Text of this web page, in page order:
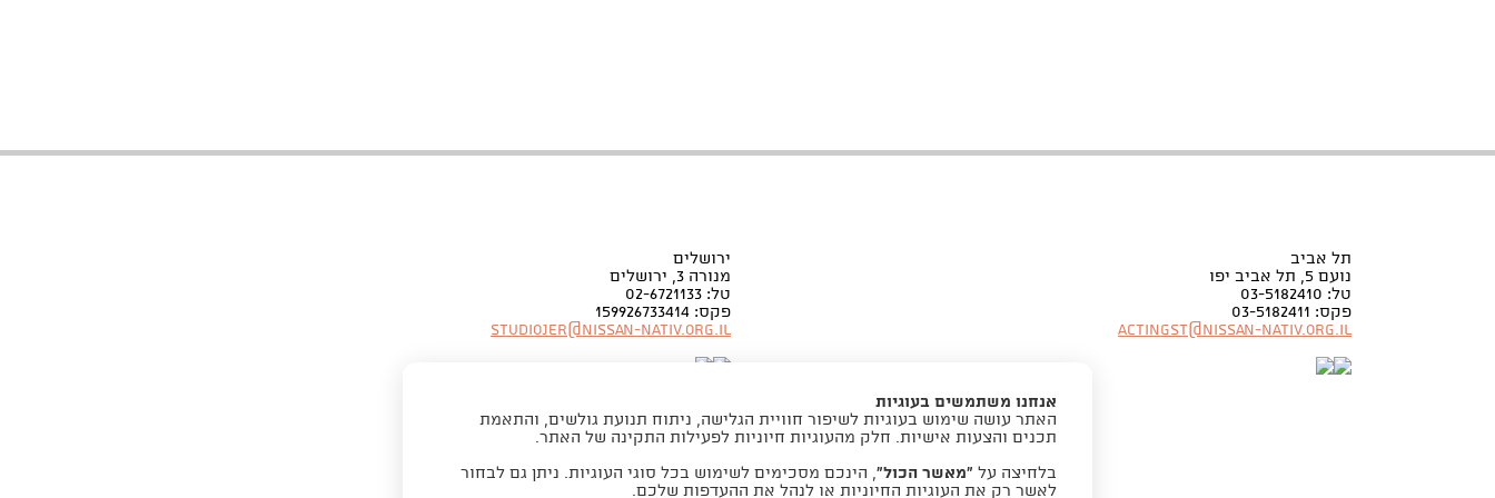
תל אביב
נועם 5, תל אביב יפו
טל: 03-5182410
פקס: 03-5182411
Actingst@nissan-nativ.org.il
ירושלים
מנורה 3, ירושלים
טל: 02-6721133
פקס: 159926733414
Studiojer@nissan-nativ.org.il
אנחנו משתמשים בעוגיות
האתר עושה שימוש בעוגיות לשיפור חוויית הגלישה, ניתוח תנועת גולשים, והתאמת
תכנים והצעות אישיות. חלק מהעוגיות חיוניות לפעילות התקינה של האתר.
בלחיצה על “מאשר הכול”, הינכם מסכימים לשימוש בכל סוגי העוגיות. ניתן גם לבחור
לאשר רק את העוגיות החיוניות או לנהל את ההעדפות שלכם.